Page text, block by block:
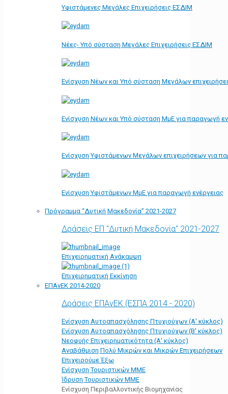
Υφιστάμενες Μεγάλες Επιχειρήσεις ΕΣΔΙΜ
Νέες- Υπό σύσταση Μεγάλες Επιχειρήσεις ΕΣΔΙΜ
Ενίσχυση Νέων και Υπό σύσταση Μεγάλων
Ενίσχυση Νέων και Υπό σύσταση ΜμΕ για παραγωγή
Ενίσχυση Υφιστάμενων Μεγάλων επιχειρήσεων για
Ενίσχυση Υφιστάμενων ΜμΕ για παραγωγή ενέργειας
Πρόγραμμα “Δυτική Μακεδονία” 2021-2027
Δράσεις ΕΠ "Δυτική Μακεδονία" 2021-2027
Επιχειρηματική Ανάκαμψη
Επιχειρηματική Εκκίνηση
ΕΠΑνΕΚ 2014-2020
Δράσεις ΕΠΑνΕΚ (ΕΣΠΑ 2014 - 2020)
Ενίσχυση Αυτοαπασχόλησης Πτυχιούχων (Α' κύκλος)
Ενίσχυση Αυτοαπασχόλησης Πτυχιούχων (Β' κύκλος)
Νεοφυής Επιχειρηματικότητα (Α' κύκλος)
Αναβάθμιση Πολύ Μικρών και Μικρών Επιχειρήσεων
Επιχειρούμε Έξω
Ενίσχυση Τουριστικών ΜΜΕ
Ίδρυση Τουριστικών ΜΜΕ
Ενίσχυση Περιβαλλοντικής Βιομηχανίας